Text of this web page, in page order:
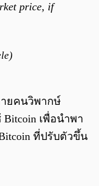
price, if
ายคนวิพากษ์
เพื่อนำพา
ที่ปรับตัวขึ้น